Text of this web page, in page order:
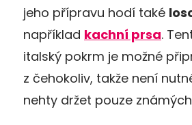
jeho přípravu hodí také
například kachní prsa.
italský pokrm je možné
z čehokoliv, takže není
nehty držet pouze